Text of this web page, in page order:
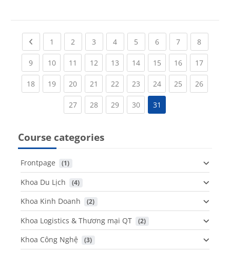
Previous page
1 (current)
2 (current)
3 (current)
4(current)
5 (current)
6(current)
7(current)
8(current)
9(current)
10(current)
11 (current)
12(current)
13(current)
14(current)
15(current)
16(current)
17
18(current)
19(current)
20(current)
21 (current)
22(current)
23(current)
24(current)
25(current)
26
27(current)
28(current)
29(current)
30(current)
31
Course categories
Frontpage (1)
Khoa Du Lịch (4)
Khoa Kinh Doanh (2)
Khoa Logistics & Thương mại QT (2)
Khoa Công Nghệ (3)